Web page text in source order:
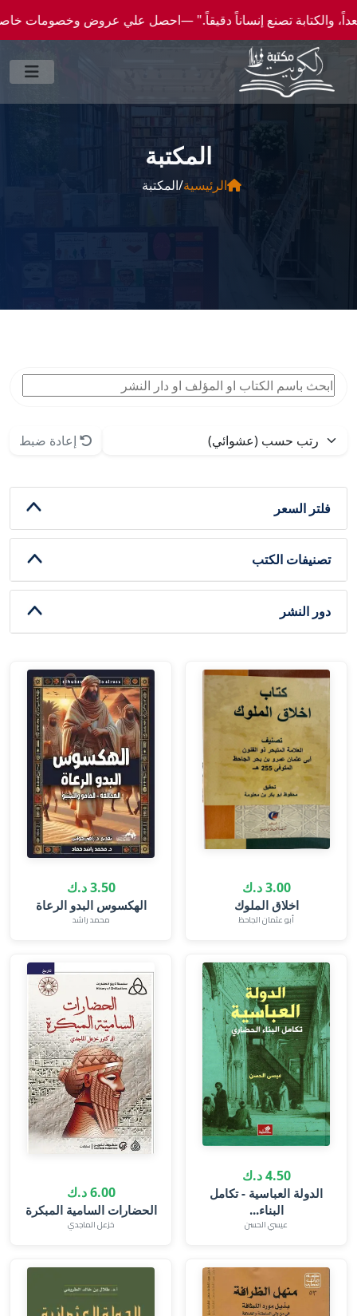
وخصومات خاصة عن طريق واتساب 0096550300046 -- شحن الي كافة انحاء العالم
المكتبة
الرئيسية/المكتبة
إعادة ضبط
فلتر السعر
تصنيفات الكتب
دور النشر
3.00 د.ك
اخلاق الملوك
أبو عثمان الجاحظ
3.50 د.ك
الهكسوس البدو الرعاة
محمد راشد
4.50 د.ك
الدولة العباسية - تكامل
البناء...
عيسي الحسن
6.00 د.ك
الحضارات السامية المبكرة
خزعل الماجدي